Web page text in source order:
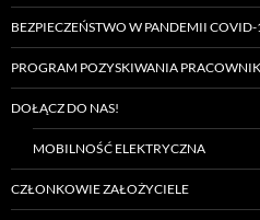
BEZPIECZEŃSTWO W PANDEMII
PROGRAM POZYSKIWANIA
DOŁĄCZ DO NAS!
MOBILNOŚĆ ELEKTRYCZNA
CZŁONKOWIE ZAŁOŻYCIELE